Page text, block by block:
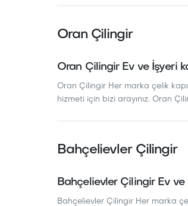
Oran Çilingir
Oran Çilingir Ev ve İşyeri
Oran Çilingir Her marka çelik
hizmeti için bizi arayınız. Oran
Bahçelievler Çilingir
Bahçelievler Çilingir Ev ve
Bahçelievler Çilingir Her marka